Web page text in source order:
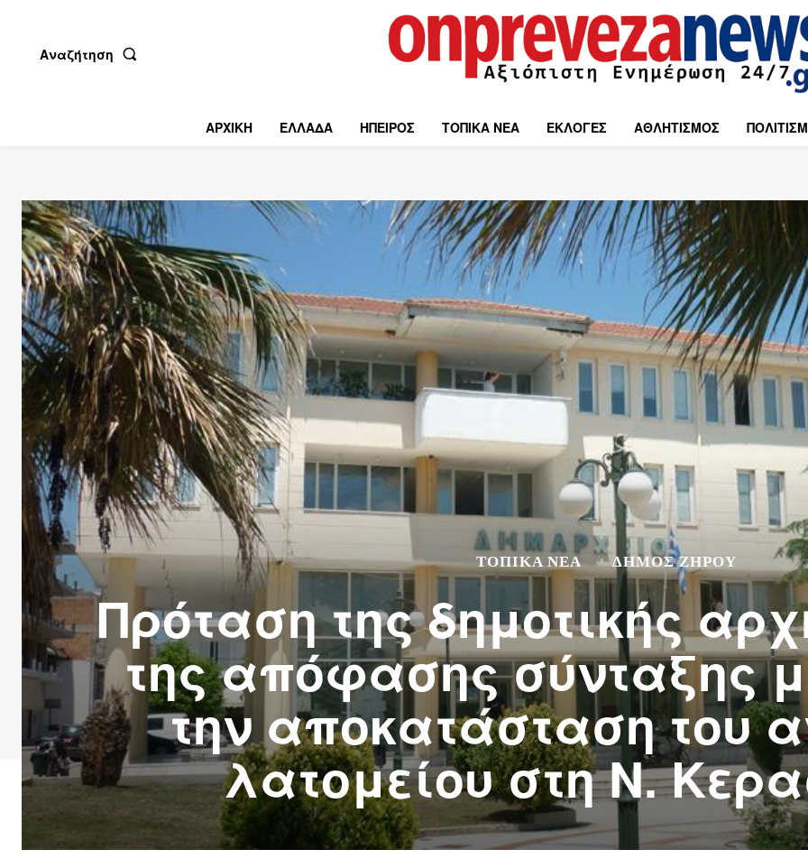
Αναζήτηση
ΑΡΧΙΚΗ ΕΛΛΑΔΑ ΗΠΕΙΡΟΣ ΤΟΠΙΚΑ ΝΕΑ ΕΚΛΟΓΕΣ ΑΘΛΗΤΙΣΜΟΣ
ΤΟΠΙΚΆ ΝΈΑ ΔΉΜΟΣ ΖΗΡΟΎ
Πρόταση της δημοτικής
της απόφασης σύνταξης
την αποκατάσταση του
λατομείου στη Ν.